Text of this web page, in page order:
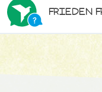
FRIEDEN